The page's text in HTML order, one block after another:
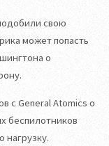
свою
может попасть
о
с General Atomics о
беспилотников
нагрузку.